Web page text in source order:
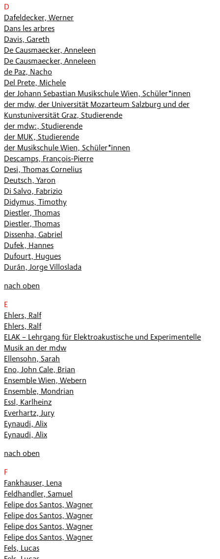
D
Dafeldecker, Werner
Dans les arbres
Davis, Gareth
De Causmaecker, Anneleen
De Causmaecker, Anneleen
de Paz, Nacho
Del Prete, Michele
der Johann Sebastian Musikschule Wien, Schüler*innen
der mdw, der Universität Mozarteum Salzburg und der
Kunstuniversität Graz, Studierende
der mdw:, Studierende
der MUK, Studierende
der Musikschule Wien, Schüler*innen
Descamps, François-Pierre
Desi, Thomas Cornelius
Deutsch, Yaron
Di Salvo, Fabrizio
Didymus, Timothy
Diestler, Thomas
Diestler, Thomas
Dissenha, Gabriel
Dufek, Hannes
Dufourt, Hugues
Durán, Jorge Villoslada
nach oben
E
Ehlers, Ralf
Ehlers, Ralf
ELAK – Lehrgang für Elektroakustische und Experimentelle
Musik an der mdw
Ellensohn, Sarah
Eno, John Cale, Brian
Ensemble Wien, Webern
Ensemble, Mondrian
Essl, Karlheinz
Everhartz, Jury
Eynaudi, Alix
Eynaudi, Alix
nach oben
F
Fankhauser, Lena
Feldhandler, Samuel
Felipe dos Santos, Wagner
Felipe dos Santos, Wagner
Felipe dos Santos, Wagner
Felipe dos Santos, Wagner
Fels, Lucas